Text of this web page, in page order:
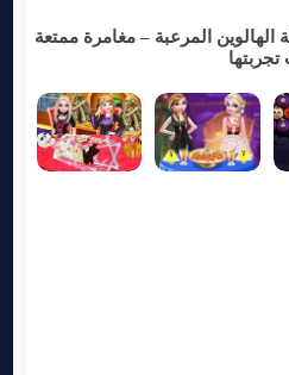
الهالوين المرعبة – مغامرة ممتعة